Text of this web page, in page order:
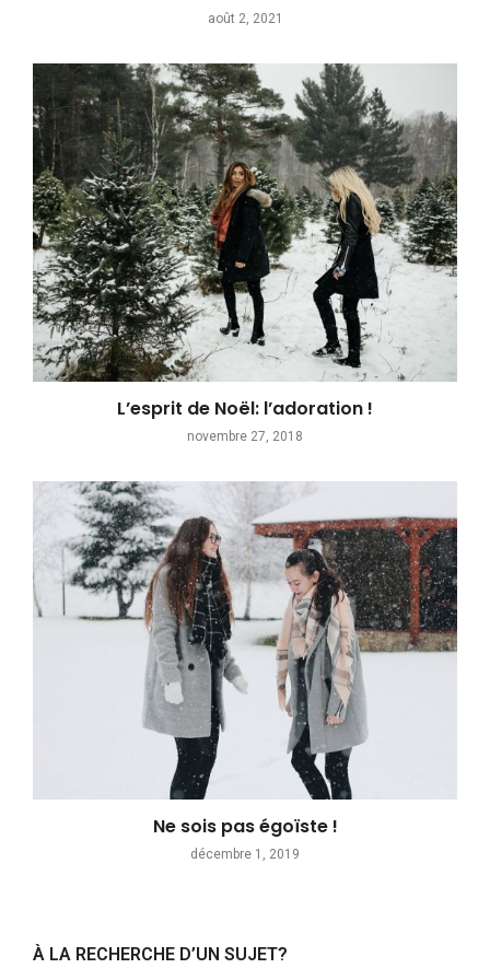
août 2, 2021
L’esprit de Noël: l’adoration !
novembre 27, 2018
Ne sois pas égoïste !
décembre 1, 2019
À LA RECHERCHE D’UN SUJET?